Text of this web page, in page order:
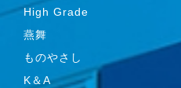
High Grade
燕舞
ものやさし
K＆A